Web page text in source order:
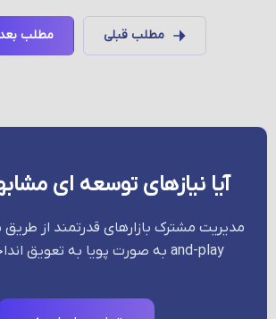
مطلب قبلی مطلب
آیا نیازهای توسعه ای
and-play به صورت پویا به تعویق انداخته می‌شود.